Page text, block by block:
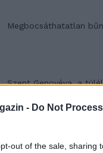
- Do Not
out of the sale, sharing
Megbocsáthatatlan
Szent Genovéva, a